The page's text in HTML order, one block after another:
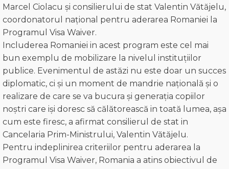
Marcel Ciolacu și consilierului de stat Valentin Vătăjelu,
coordonatorul național pentru aderarea Romaniei la
Programul Visa Waiver.
Includerea Romaniei in acest program este cel mai
bun exemplu de mobilizare la nivelul instituțiilor
publice. Evenimentul de astăzi nu este doar un succes
diplomatic, ci și un moment de mandrie națională și o
realizare de care se va bucura și generația copiilor
noștri care iși doresc să călătorească in toată lumea, așa
cum este firesc, a afirmat consilierul de stat in
Cancelaria Prim-Ministrului, Valentin Vătăjelu.
Pentru indeplinirea criteriilor pentru aderarea la
Programul Visa Waiver, Romania a atins obiectivul de